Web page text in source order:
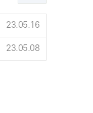
23.05.16
23.05.08